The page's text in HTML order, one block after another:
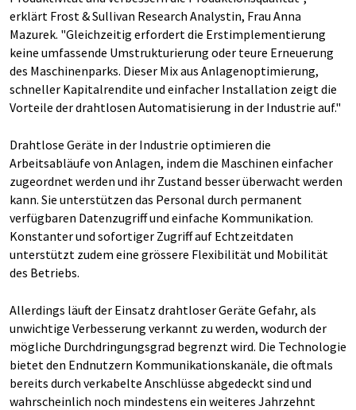
erklärt Frost & Sullivan Research Analystin, Frau Anna
Mazurek. "Gleichzeitig erfordert die Erstimplementierung
keine umfassende Umstrukturierung oder teure Erneuerung
des Maschinenparks. Dieser Mix aus Anlagenoptimierung,
schneller Kapitalrendite und einfacher Installation zeigt die
Vorteile der drahtlosen Automatisierung in der Industrie auf."
Drahtlose Geräte in der Industrie optimieren die
Arbeitsabläufe von Anlagen, indem die Maschinen einfacher
zugeordnet werden und ihr Zustand besser überwacht werden
kann. Sie unterstützen das Personal durch permanent
verfügbaren Datenzugriff und einfache Kommunikation.
Konstanter und sofortiger Zugriff auf Echtzeitdaten
unterstützt zudem eine grössere Flexibilität und Mobilität
des Betriebs.
Allerdings läuft der Einsatz drahtloser Geräte Gefahr, als
unwichtige Verbesserung verkannt zu werden, wodurch der
mögliche Durchdringungsgrad begrenzt wird. Die Technologie
bietet den Endnutzern Kommunikationskanäle, die oftmals
bereits durch verkabelte Anschlüsse abgedeckt sind und
wahrscheinlich noch mindestens ein weiteres Jahrzehnt